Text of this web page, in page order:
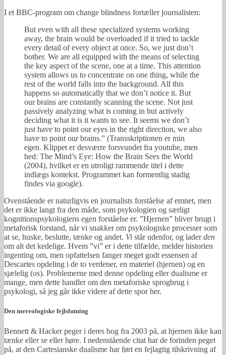
I et BBC-program om change blindness fortæller journalisten:
But even with all these specialized systems working
away, the brain would be overloaded if it tried to tackle
every detail of every object at once. So, we just don’t
bother. We are all equipped with the means of selecting
the key aspect of the scene, one at a time. This attention
system allows us to concentrate on one thing, while the
rest of the world falls into the background. All this
happens so automatically that we don’t notice it. But
our brains are constantly scanning the scene. Not just
passively analyzing what is coming in but actively
deciding what it is it wants to see. It seems we don’t
just have to point our eyes in the right direction, we also
have to point our brains.” (Transskriptionen er min
egen. Klippet er desværre forsvundet fra youtube, men
hed: The Mind’s Eye: How the Brain Sees the World
(2004), hvilket er en utroligt rammende titel i dette
indlægs kontekst. Programmet kan formentlig stadig
findes via google).
Ovenstående er naturligvis en journalists forståelse af emnet, men
det er ikke langt fra den måde, som psykologien og særligt
kognitionspsykologiens egen forståelse er. ”Hjernen” bliver brugt i
metaforisk forstand, når vi snakker om psykologiske processer som
at se, huske, beslutte, tænke og andet. Vi står udenfor, og laderden
om alt det kedelige. Hvem ”vi” er i dette tilfælde, melder historien
ingenting om, men opfattelsen fanger meget godt essensen af
Descartes opdeling i de to verdener, en materiel (hjernen) og en
sjælelig (os). Problemerne med denne opdeling eller dualisme er
mange, men dette handler om den metaforiske sprogbrug i
psykologi, så jeg går ikke videre af dette spor her.
Den mereologiske fejlslutning
Bennett & Hacker peger i deres bog fra 2003 på, at hjernen ikke kan
tænke eller se eller høre. I nedenstående citat har de forinden peget
på, at den Cartesianske dualisme har ført en fejlagtig tilskrivning af